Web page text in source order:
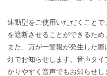
連動型をご使用いただくこと
を遮断させることができるため
また、万が一警報が発生した
灯でお知らせします。音声タ
かりやすく音声でもお知らせし